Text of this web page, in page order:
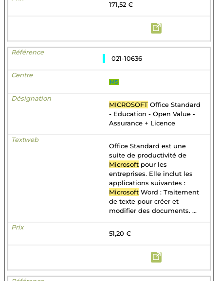
171,52 €
021-10636
MS
MICROSOFT Office Standard
- Education - Open Value -
Assurance + Licence
Office Standard est une
suite de productivité de
Microsoft pour les
entreprises. Elle inclut les
applications suivantes :
Microsoft Word : Traitement
de texte pour créer et
modifier des documents. ...
51,20 €